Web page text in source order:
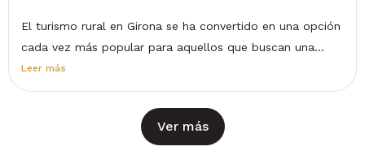
El turismo rural en Girona se ha convertido en una opción
cada vez más popular para aquellos que buscan una...
Leer más
Ver más